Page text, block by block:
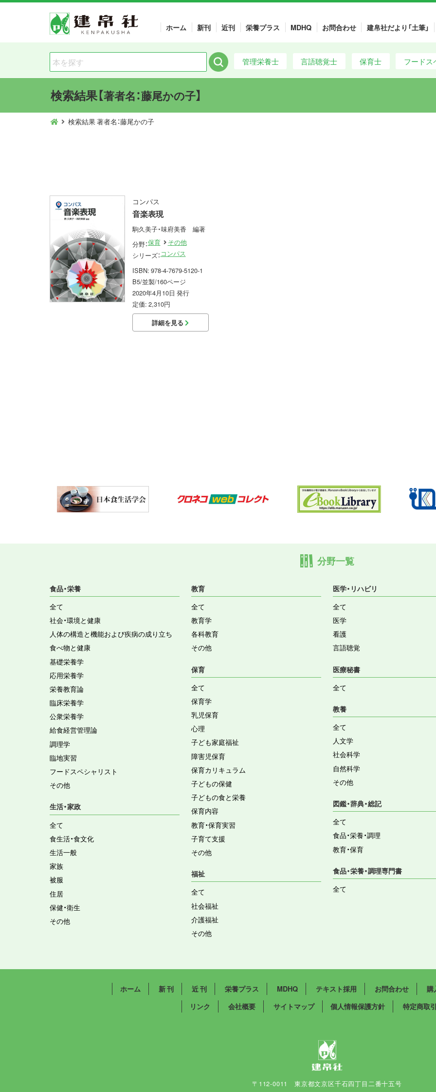
ホーム 新刊 近刊 栄養プラス MDHQ お問合わせ 建帛社だより「土筆」
管理栄養士 言語聴覚士 保育士 フードス
検索結果【著者名：藤尾かの子】
検索結果 著者名：藤尾かの子
コンパス
音楽表現
駒久美子・味府美香 編著
分野：保育
その他
シリーズ：コンパス
ISBN: 978-4-7679-5120-1
B5/並製/160ページ
2020年4月10日 発行
定価: 2,310円
詳細を見る
分野一覧
食品・栄養
全て
社会・環境と健康
人体の構造と機能および疾病の成り立ち
食べ物と健康
基礎栄養学
応用栄養学
栄養教育論
臨床栄養学
公衆栄養学
給食経営管理論
調理学
臨地実習
フードスペシャリスト
その他
生活・家政
全て
食生活・食文化
生活一般
家族
被服
住居
保健・衛生
その他
教育
全て
教育学
各科教育
その他
保育
全て
保育学
乳児保育
心理
子ども家庭福祉
障害児保育
保育カリキュラム
子どもの保健
子どもの食と栄養
保育内容
教育・保育実習
子育て支援
その他
福祉
全て
社会福祉
介護福祉
その他
医学・リハビリ
全て
医学
看護
言語聴覚
医療秘書
全て
教養
全て
人文学
社会科学
自然科学
その他
図鑑・辞典・総記
全て
食品・栄養・調理
教育・保育
食品・栄養・調理専門書
全て
ホーム 新 刊 近 刊 栄養プラス MDHQ テキスト採用 お問合わせ 購
リンク
会社概要 サイトマップ 個人情報保護方針 特定商取
〒112-0011 東京都文京区千石四丁目二番十五号